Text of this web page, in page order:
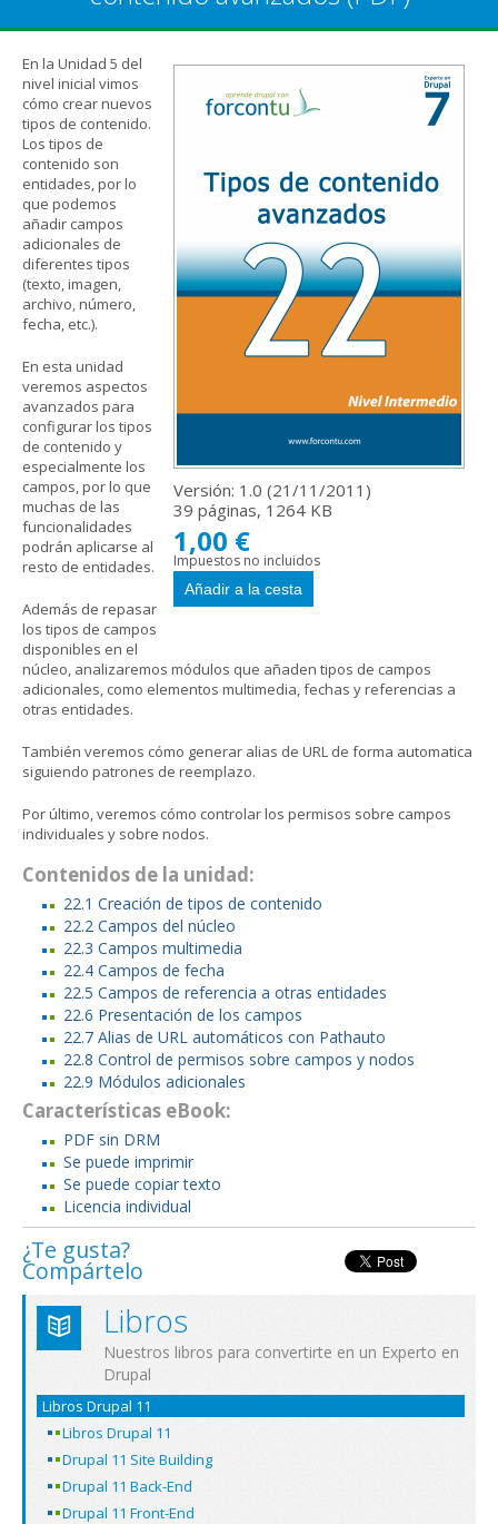
Versión: 1.0 (21/11/2011 )
39 páginas, 1264 KB
1,00 €
Impuestos no incluidos
En la Unidad 5 del
nivel inicial vimos
cómo crear nuevos
tipos de contenido.
Los tipos de
contenido son
entidades, por lo
que podemos
añadir campos
adicionales de
diferentes tipos
(texto, imagen,
archivo, número,
fecha, etc.).
En esta unidad
veremos aspectos
avanzados para
configurar los tipos
de contenido y
especialmente los
campos, por lo que
muchas de las
funcionalidades
podrán aplicarse al
resto de entidades.
Además de repasar
los tipos de campos
disponibles en el
núcleo, analizaremos módulos que añaden tipos de campos
adicionales, como elementos multimedia, fechas y referencias a
otras entidades.
También veremos cómo generar alias de URL de forma automatica
siguiendo patrones de reemplazo.
Por último, veremos cómo controlar los permisos sobre campos
individuales y sobre nodos.
Contenidos de la unidad:
22.1 Creación de tipos de contenido
22.2 Campos del núcleo
22.3 Campos multimedia
22.4 Campos de fecha
22.5 Campos de referencia a otras entidades
22.6 Presentación de los campos
22.7 Alias de URL automáticos con Pathauto
22.8 Control de permisos sobre campos y nodos
22.9 Módulos adicionales
Características eBook:
PDF sin DRM
Se puede imprimir
Se puede copiar texto
Licencia individual
¿Te gusta?
Compártelo
Libros
Nuestros libros para convertirte en un Experto en
Drupal
Libros Drupal 11
Libros Drupal 11
Drupal 11 Site Building
Drupal 11 Back-End
Drupal 11 Front-End